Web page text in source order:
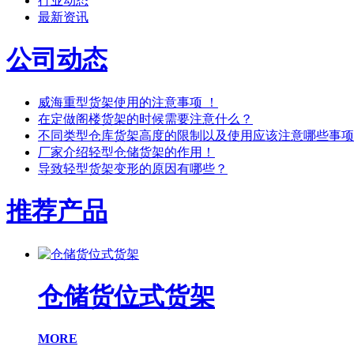
最新资讯
公司动态
威海重型货架使用的注意事项 ！
在定做阁楼货架的时候需要注意什么？
不同类型仓库货架高度的限制以及使用应该注意哪些事
厂家介绍轻型仓储货架的作用！
导致轻型货架变形的原因有哪些？
推荐产品
仓储货位式货架
MORE